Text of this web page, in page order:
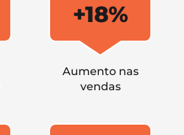
+18%
Aumento nas
vendas